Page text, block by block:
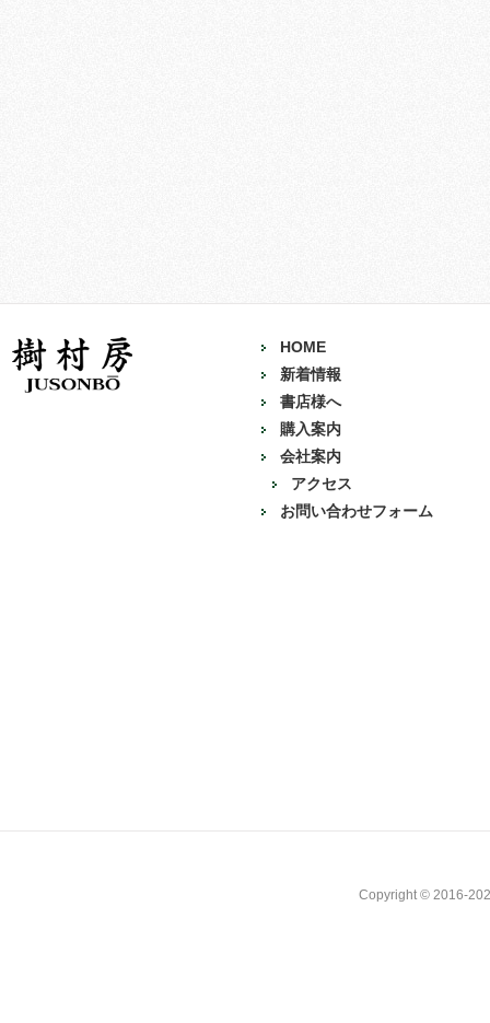
HOME
新着情報
書店様へ
購入案内
会社案内
アクセス
お問い合わせフォーム
Copyright © 2016-